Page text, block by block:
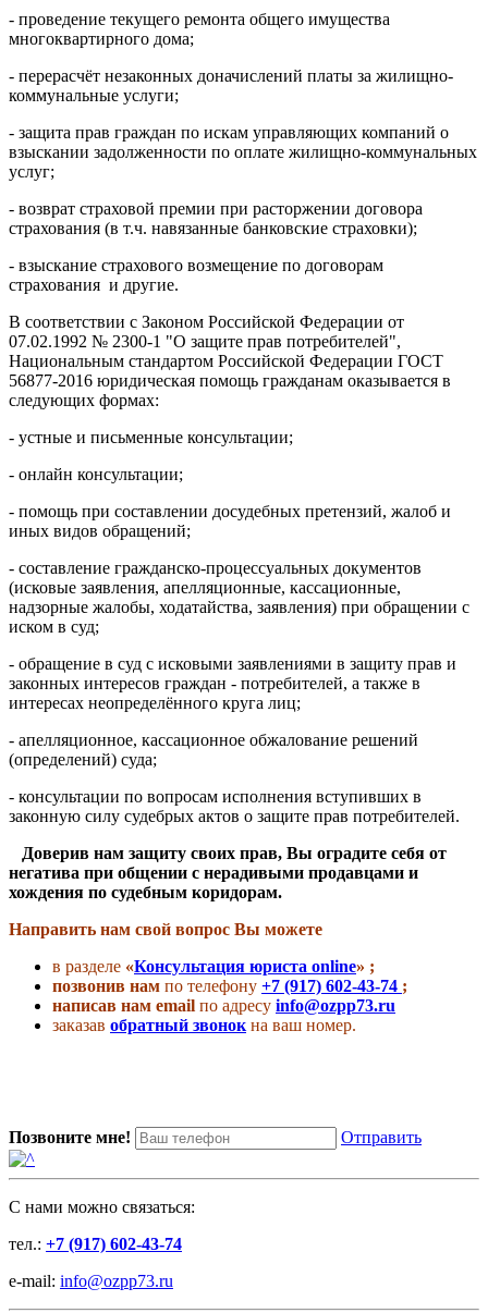
- проведение текущего ремонта общего имущества
многоквартирного дома;
- перерасчёт незаконных доначислений платы за жилищно-
коммунальные услуги;
- защита прав граждан по искам управляющих компаний о
взыскании задолженности по оплате жилищно-коммунальных
услуг;
- возврат страховой премии при расторжении договора
страхования (в т.ч. навязанные банковские страховки);
- взыскание страхового возмещение по договорам
страхования и другие.
В соответствии с Законом Российской Федерации от
07.02.1992 № 2300-1 "О защите прав потребителей",
Национальным стандартом Российской Федерации ГОСТ
56877-2016 юридическая помощь гражданам оказывается в
следующих формах:
- устные и письменные консультации;
- онлайн консультации;
- помощь при составлении досудебных претензий, жалоб и
иных видов обращений;
- составление гражданско-процессуальных документов
(исковые заявления, апелляционные, кассационные,
надзорные жалобы, ходатайства, заявления) при обращении с
иском в суд;
- обращение в суд с исковыми заявлениями в защиту прав и
законных интересов граждан - потребителей, а также в
интересах неопределённого круга лиц;
- апелляционное, кассационное обжалование решений
(определений) суда;
- консультации по вопросам исполнения вступивших в
законную силу судебрых актов о защите прав потребителей.
Доверив нам защиту своих прав, Вы оградите себя от
негатива при общении с нерадивыми продавцами и
хождения по судебным коридорам.
Направить нам свой вопрос Вы можете
в разделе «Консультация юриста online» ;
позвонив нам по телефону +7 (917) 602-43-74 ;
написав нам email по адресу info@ozpp73.ru
заказав обратный звонок на ваш номер.
Позвоните мне! Отправить
C нами можно связаться:
тел.: +7 (917) 602-43-74
e-mail: info@ozpp73.ru